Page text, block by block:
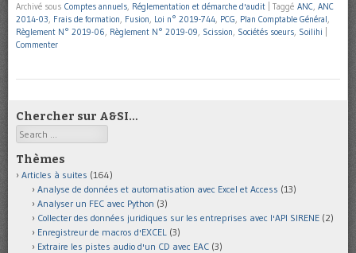
Archivé sous Comptes annuels, Réglementation et démarche d'audit Taggé ANC, ANC
2014-03, Frais de formation, Fusion, Loi n° 2019-744, PCG, Plan Comptable Général,
Règlement N° 2019-06, Règlement N° 2019-09, Scission, Sociétés soeurs, Soilihi
Commenter
Chercher sur A&SI…
Search
Thèmes
Articles à suites (164)
Analyse de données et automatisation avec Excel et Access (13)
Analyser un FEC avec Python (3)
Collecter des données juridiques sur les entreprises avec l'API SIRENE (2)
Enregistreur de macros d'EXCEL (3)
Extraire les pistes audio d'un CD avec EAC (3)